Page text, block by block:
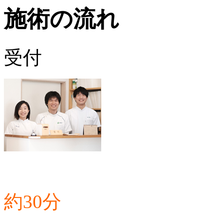
施術の流れ
受付
約30分